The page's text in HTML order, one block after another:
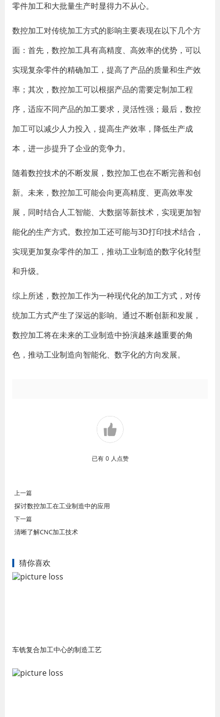
零件加工和大批量生产时显得力不从心。
数控加工对传统加工方式的影响主要表现在以下几个方
面：首先，数控加工具有高精度、高效率的优势，可以
实现复杂零件的精确加工，提高了产品的质量和生产效
率；其次，数控加工可以根据产品的需要定制加工程
序，适应不同产品的加工要求，灵活性强；最后，数控
加工可以减少人力投入，提高生产效率，降低生产成
本，进一步提升了企业的竞争力。
随着数控技术的不断发展，数控加工也在不断完善和创
新。未来，数控加工可能会向更高精度、更高效率发
展，同时结合人工智能、大数据等新技术，实现更加智
能化的生产方式。数控加工还可能与3D打印技术结合，
实现更加复杂零件的加工，推动工业制造的数字化转型
和升级。
综上所述，数控加工作为一种现代化的加工方式，对传
统加工方式产生了深远的影响。通过不断创新和发展，
数控加工将在未来的工业制造中扮演越来越重要的角
色，推动工业制造向智能化、数字化的方向发展。
已有 0 人点赞
上一篇
探讨数控加工在工业制造中的应用
下一篇
清晰了解CNC加工技术
猜你喜欢
车铣复合加工中心的制造工艺